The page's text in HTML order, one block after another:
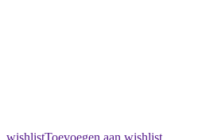
wishlistToevoegen aan wishlist